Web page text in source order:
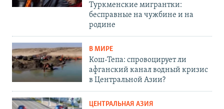
Туркменские мигрантки:
бесправные на чужбине и на
родине
В МИРЕ
Кош-Тепа: спровоцирует ли
афганский канал водный кризис
в Центральной Азии?
ЦЕНТРАЛЬНАЯ АЗИЯ